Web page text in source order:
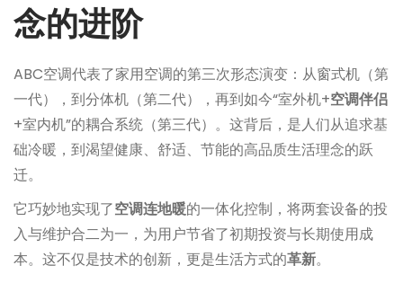
念的进阶
ABC空调代表了家用空调的第三次形态演变：从窗式机（第
一代），到分体机（第二代），再到如今“室外机+空调伴侣
+室内机”的耦合系统（第三代）。这背后，是人们从追求基
础冷暖，到渴望健康、舒适、节能的高品质生活理念的跃
迁。
它巧妙地实现了空调连地暖的一体化控制，将两套设备的投
入与维护合二为一，为用户节省了初期投资与长期使用成
本。这不仅是技术的创新，更是生活方式的革新。